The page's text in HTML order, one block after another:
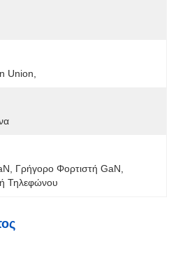
Union,
Γρήγορο Φορτιστή GaN
Τηλεφώνου